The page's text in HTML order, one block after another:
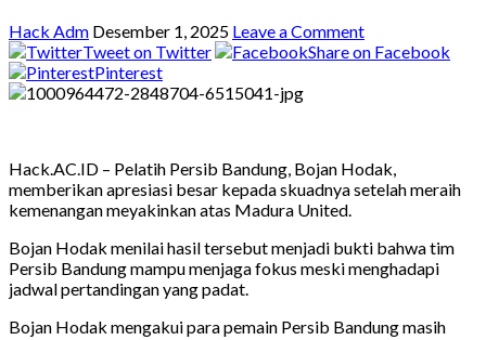
Hack Adm Desember 1, 2025 Leave a Comment
Tweet on Twitter
Share on Facebook
Pinterest
Hack.AC.ID – Pelatih Persib Bandung, Bojan Hodak,
memberikan apresiasi besar kepada skuadnya setelah meraih
kemenangan meyakinkan atas Madura United.
Bojan Hodak menilai hasil tersebut menjadi bukti bahwa tim
Persib Bandung mampu menjaga fokus meski menghadapi
jadwal pertandingan yang padat.
Bojan Hodak mengakui para pemain Persib Bandung masih